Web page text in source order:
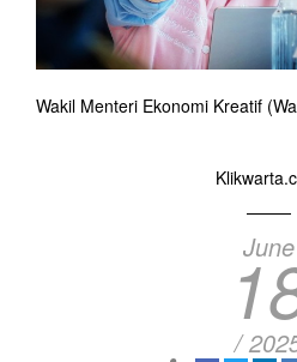
Wakil Menteri Ekonomi Kreatif
June
/